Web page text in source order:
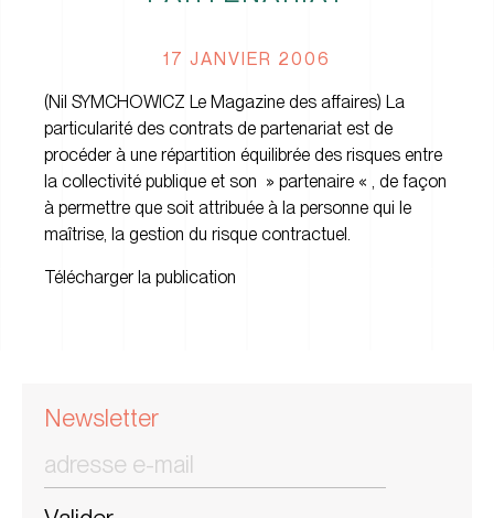
17 JANVIER 2006
(Nil SYMCHOWICZ Le Magazine des affaires) La
particularité des contrats de partenariat est de
procéder à une répartition équilibrée des risques entre
la collectivité publique et son » partenaire « , de façon
à permettre que soit attribuée à la personne qui le
maîtrise, la gestion du risque contractuel.
Télécharger la publication
Newsletter